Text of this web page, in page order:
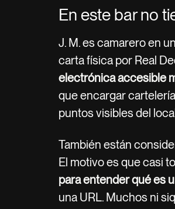
En este bar no
J. M. es camarero en
carta física por Real
electrónica accesible
que encargar
puntos visibles del
También están
El motivo es que casi
para entender qué es
una URL. Muchos ni